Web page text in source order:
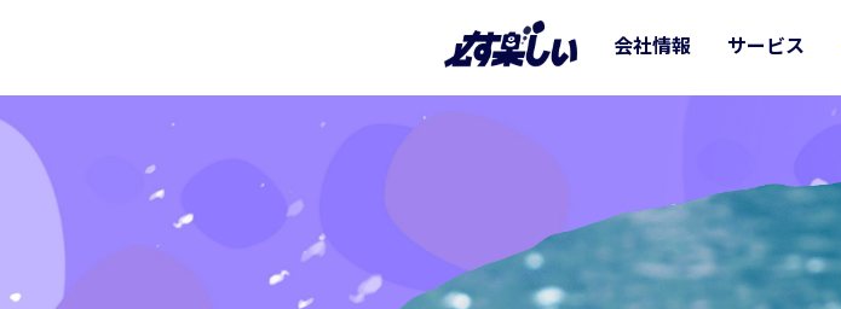
会社情報 サービス